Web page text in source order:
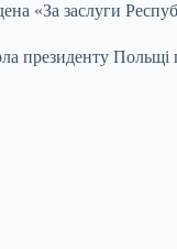
«За заслуги
президенту